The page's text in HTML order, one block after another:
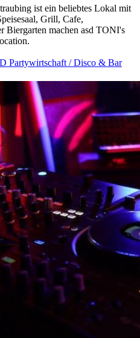
ist ein beliebtes Lokal mit
Grill, Cafe,
Biergarten machen asd TONI's
Partywirtschaft / Disco & Bar